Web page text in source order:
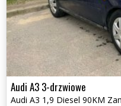
Audi A3 3-drzwiowe
Audi A3 1,9 Diesel 90KM